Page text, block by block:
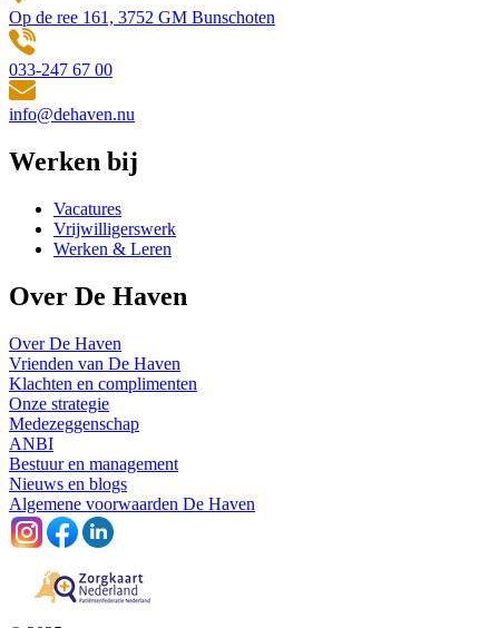
Op de ree 161, 3752 GM Bunschoten
033-247 67 00
info@dehaven.nu
Werken bij
Vacatures
Vrijwilligerswerk
Werken & Leren
Over De Haven
Over De Haven
Vrienden van De Haven
Klachten en complimenten
Onze strategie
Medezeggenschap
ANBI
Bestuur en management
Nieuws en blogs
Algemene voorwaarden De Haven